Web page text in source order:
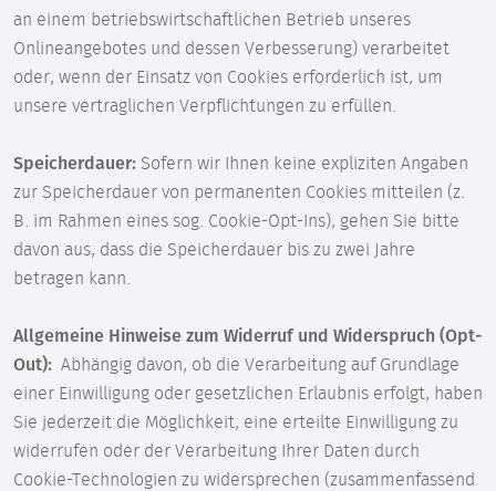
an einem betriebswirtschaftlichen Betrieb unseres
Onlineangebotes und dessen Verbesserung) verarbeitet
oder, wenn der Einsatz von Cookies erforderlich ist, um
unsere vertraglichen Verpflichtungen zu erfüllen.
Speicherdauer: Sofern wir Ihnen keine expliziten Angaben
zur Speicherdauer von permanenten Cookies mitteilen (z.
B. im Rahmen eines sog. Cookie-Opt-Ins), gehen Sie bitte
davon aus, dass die Speicherdauer bis zu zwei Jahre
betragen kann.
Allgemeine Hinweise zum Widerruf und Widerspruch (Opt-
Out): Abhängig davon, ob die Verarbeitung auf Grundlage
einer Einwilligung oder gesetzlichen Erlaubnis erfolgt, haben
Sie jederzeit die Möglichkeit, eine erteilte Einwilligung zu
widerrufen oder der Verarbeitung Ihrer Daten durch
Cookie-Technologien zu widersprechen (zusammenfassend